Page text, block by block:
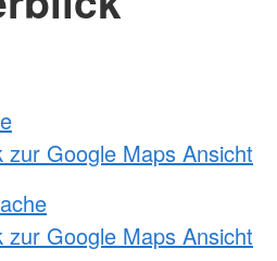
zur Google Maps Ansicht
zur Google Maps Ansicht